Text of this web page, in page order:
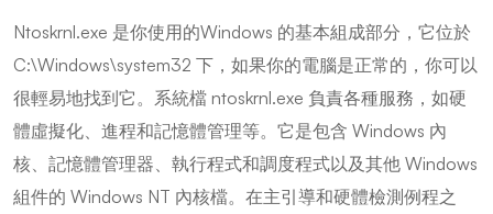
Ntoskrnl.exe 是你使用的Windows 的基本組成部分，它位於
C:\Windows\system32 下，如果你的電腦是正常的，你可以
很輕易地找到它。系統檔 ntoskrnl.exe 負責各種服務，如硬
體虛擬化、進程和記憶體管理等。它是包含 Windows 內
核、記憶體管理器、執行程式和調度程式以及其他 Windows
組件的 Windows NT 內核檔。在主引導和硬體檢測例程之